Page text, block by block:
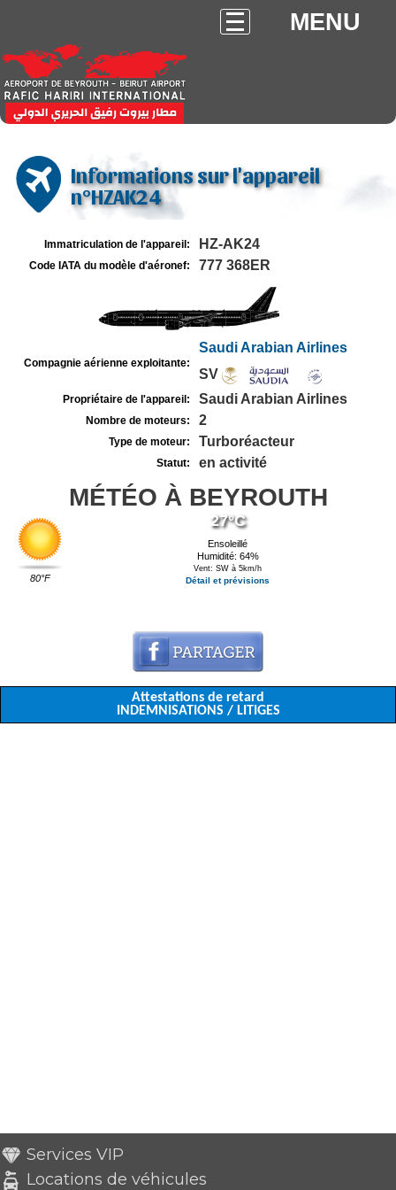
MENU
Informations sur l'appareil
n°HZAK24
Immatriculation de l'appareil: HZ-AK24
Code IATA du modèle d'aéronef: 777 368ER
Compagnie aérienne exploitante:
Saudi Arabian Airlines
SV
Propriétaire de l'appareil: Saudi Arabian Airlines
Nombre de moteurs: 2
Type de moteur: Turboréacteur
Statut: en activité
MÉTÉO À BEYROUTH
80°F
27°C
Ensoleillé
Humidité: 64%
Vent: SW à 5km/h
Détail et prévisions
Attestations de retard
INDEMNISATIONS / LITIGES
Services VIP
Locations de véhicules